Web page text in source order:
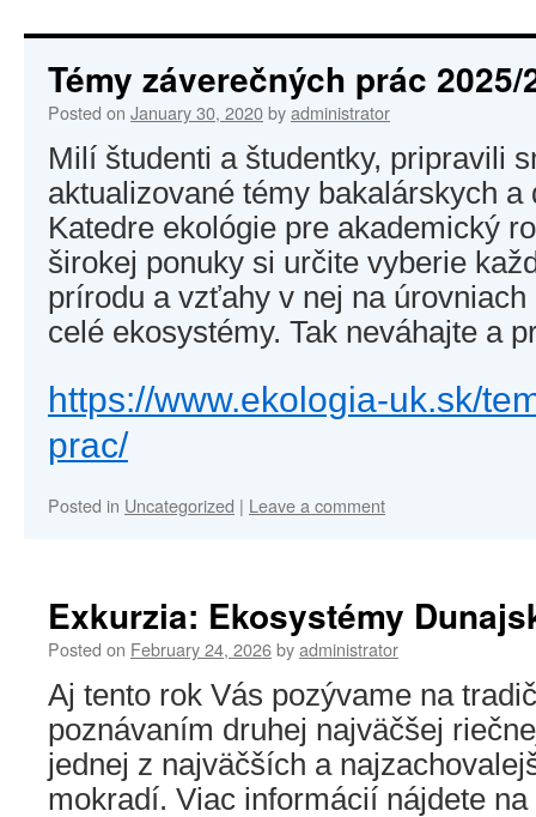
Témy záverečných prác 2025/
Posted on January 30, 2020byadministrator
Milí študenti a študentky, pripravili
aktualizované témy bakalárskych
Katedre ekológie pre akademický
širokej ponuky si určite vyberie
prírodu a vzťahy v nej na
celé ekosystémy. Tak neváhajte a
https://www.ekologia-uk.sk/
prac/
Posted in Uncategorized | Leave a comment
Exkurzia: Ekosystémy
Posted on February 24, 2026byadministrator
Aj tento rok Vás pozývame na
poznávaním druhej najväčšej
jednej z najväčších a
mokradí. Viac informácií nájdete